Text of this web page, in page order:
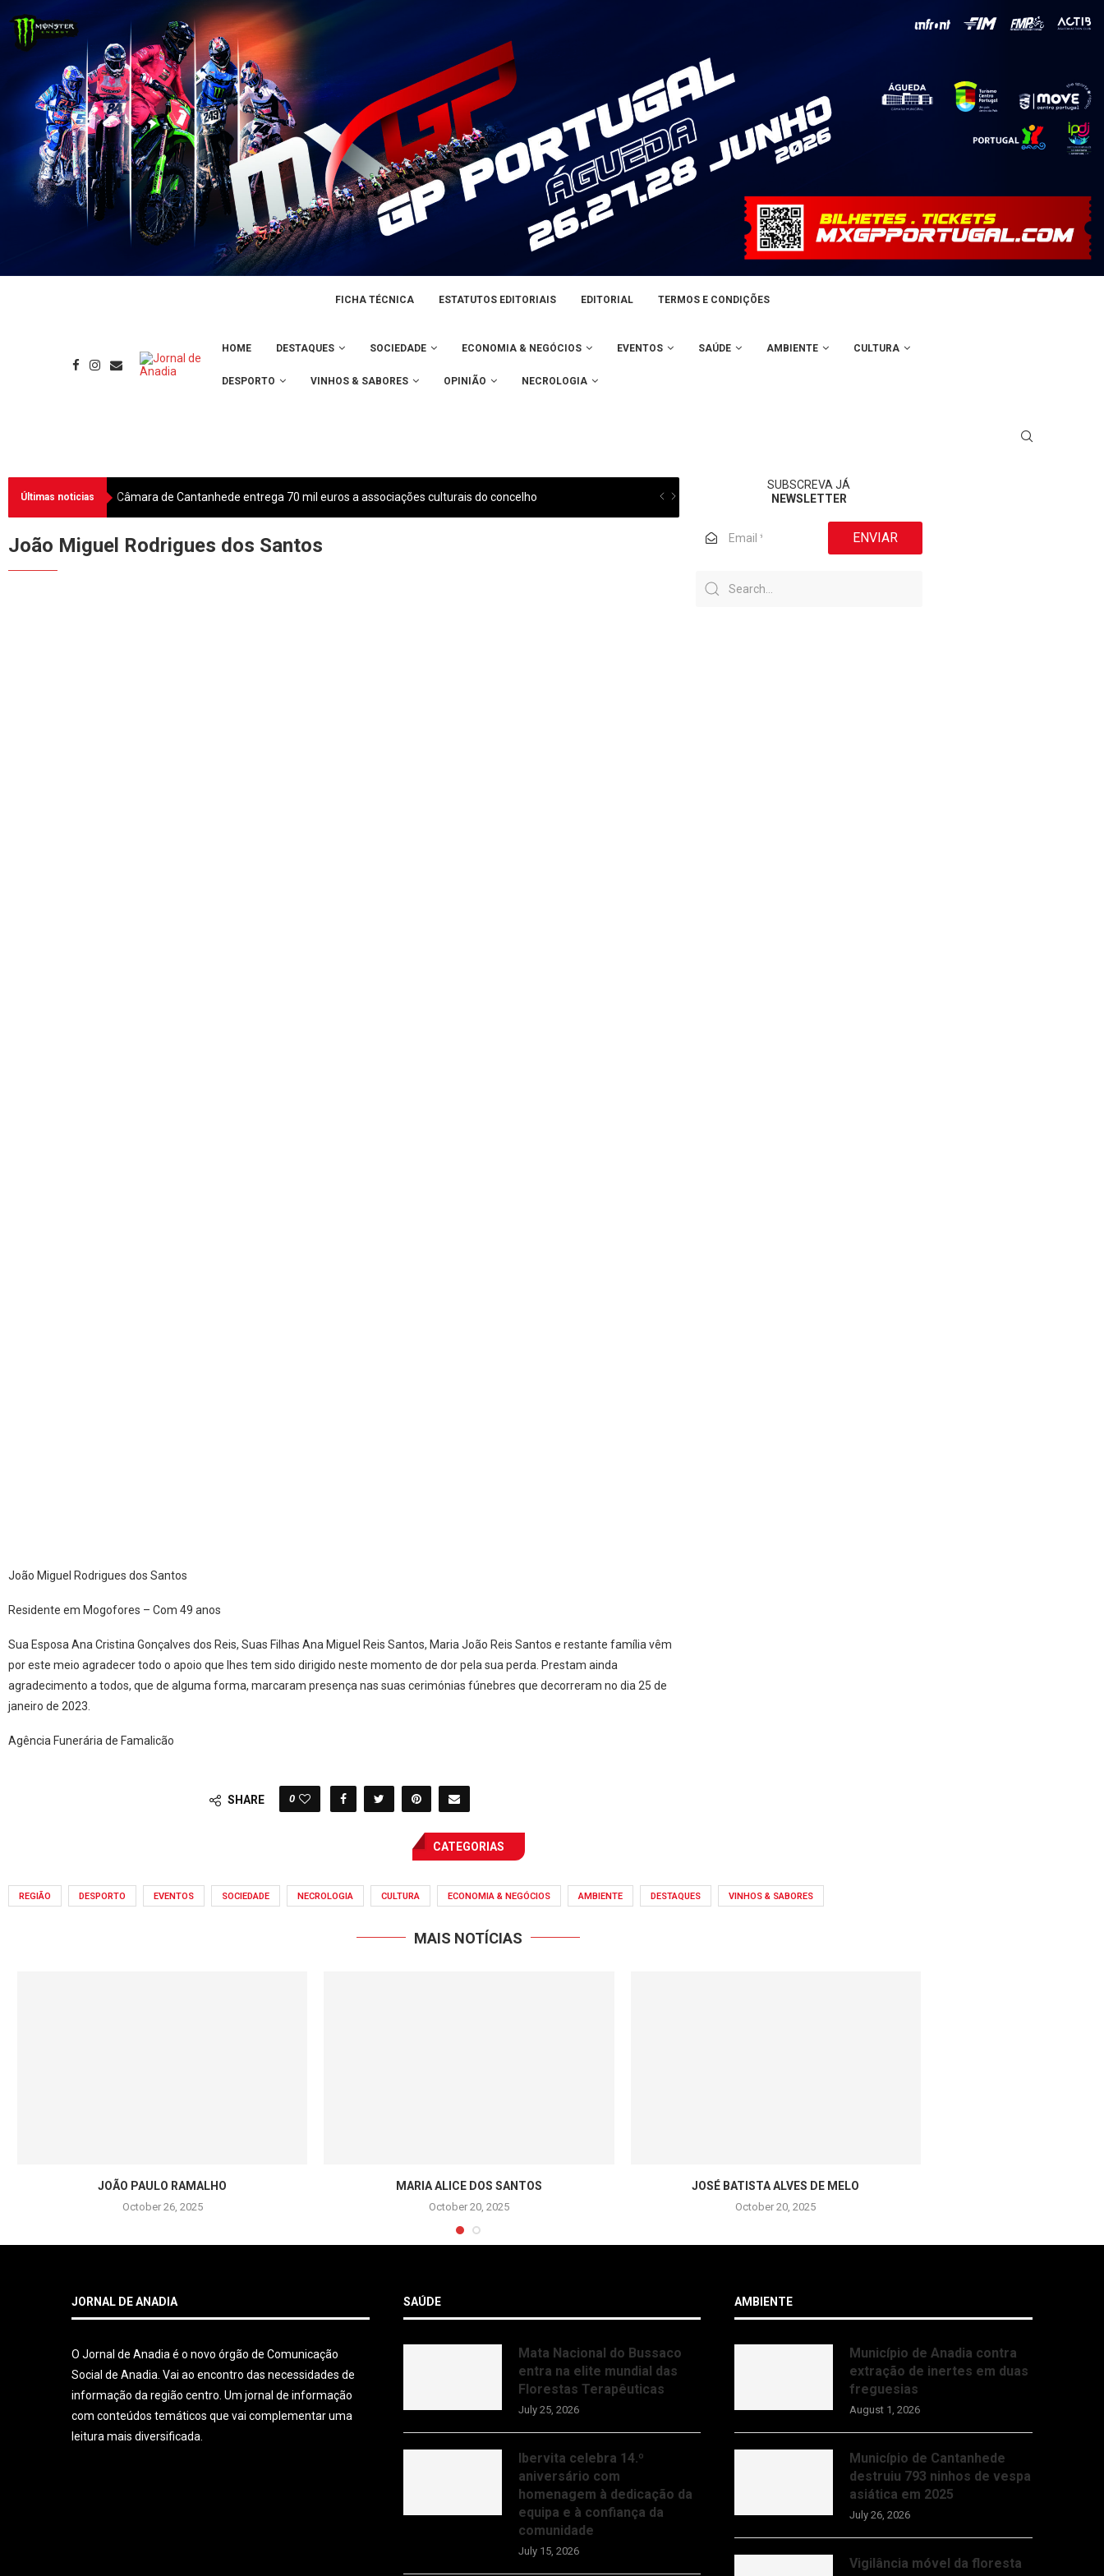
FICHA TÉCNICA ESTATUTOS EDITORIAIS EDITORIAL TERMOS E CONDIÇÕES
HOME DESTAQUES SOCIEDADE ECONOMIA & NEGÓCIOS EVENTOS SAÚDE AMBIENTE CULTURA
DESPORTO VINHOS & SABORES OPINIÃO NECROLOGIA
Últimas noticias Câmara de Cantanhede entrega 70 mil euros a associações culturais do concelho
João Miguel Rodrigues dos Santos
João Miguel Rodrigues dos Santos
Residente em Mogofores – Com 49 anos
Sua Esposa Ana Cristina Gonçalves dos Reis, Suas Filhas Ana Miguel Reis Santos, Maria João Reis Santos e restante família vêm
por este meio agradecer todo o apoio que lhes tem sido dirigido neste momento de dor pela sua perda. Prestam ainda
agradecimento a todos, que de alguma forma, marcaram presença nas suas cerimónias fúnebres que decorreram no dia 25 de
janeiro de 2023.
Agência Funerária de Famalicão
SHARE 0
SUBSCREVA JÁ
NEWSLETTER
ENVIAR
CATEGORIAS
REGIÃO DESPORTO EVENTOS SOCIEDADE NECROLOGIA CULTURA ECONOMIA & NEGÓCIOS AMBIENTE DESTAQUES VINHOS & SABORES
MAIS NOTÍCIAS
JOÃO PAULO RAMALHO
October 26, 2025
MARIA ALICE DOS SANTOS
October 20, 2025
JOSÉ BATISTA ALVES DE MELO
October 20, 2025
JORNAL DE ANADIA
O Jornal de Anadia é o novo órgão de Comunicação
Social de Anadia. Vai ao encontro das necessidades de
informação da região centro. Um jornal de informação
com conteúdos temáticos que vai complementar uma
leitura mais diversificada.
SAÚDE
Mata Nacional do Bussaco
entra na elite mundial das
Florestas Terapêuticas
July 25, 2026
Ibervita celebra 14.º
aniversário com
homenagem à dedicação da
equipa e à confiança da
comunidade
July 15, 2026
AMBIENTE
Município de Anadia contra
extração de inertes em duas
freguesias
August 1, 2026
Município de Cantanhede
destruiu 793 ninhos de vespa
asiática em 2025
July 26, 2026
Vigilância móvel da floresta